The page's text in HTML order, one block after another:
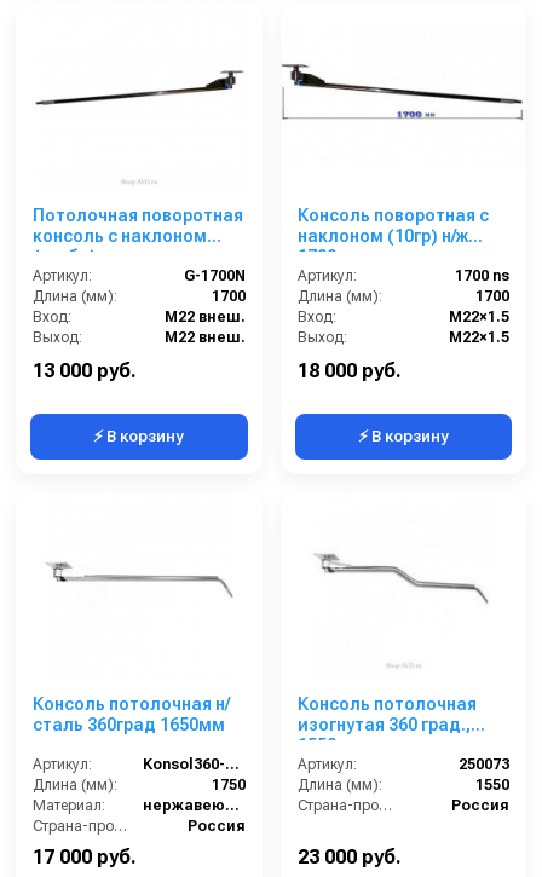
Потолочная поворотная
консоль c наклоном
(труба) для автомоек,
1.7 м, нерж. сталь
Артикул:
G-1700N
Длина (мм):
1700
Вход:
M22 внеш.
Выход:
M22 внеш.
13 000 руб.
⚡ В корзину
Консоль поворотная с
наклоном (10гр) н/ж
1700мм
Артикул:
1700 ns
Длина (мм):
1700
Вход:
M22×1.5
Выход:
M22×1.5
18 000 руб.
⚡ В корзину
Консоль потолочная н/
сталь 360град 1650мм
Артикул:
Konsol360-1650
Длина (мм):
1750
Материал:
нержавеющая сталь
Страна-производитель:
Россия
17 000 руб.
Консоль потолочная
изогнутая 360 град.,
1550 мм
Артикул:
250073
Длина (мм):
1550
Страна-производитель:
Россия
23 000 руб.